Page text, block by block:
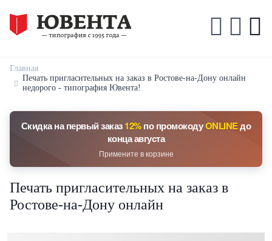
Главная
Печать пригласительных на заказ в Ростове-на-Дону онлайн
недорого - типография Ювента!
Скидка на первый заказ12%по промокодуONLINEдо
конца августа
Примените в корзине
Печать пригласительных на заказ в
Ростове-на-Дону онлайн